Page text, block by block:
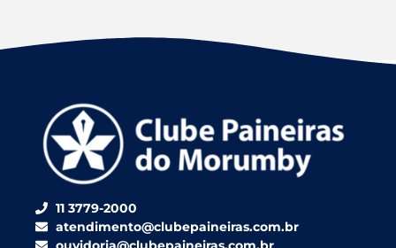
11 3779-2000
atendimento@clubepaineiras.com.br